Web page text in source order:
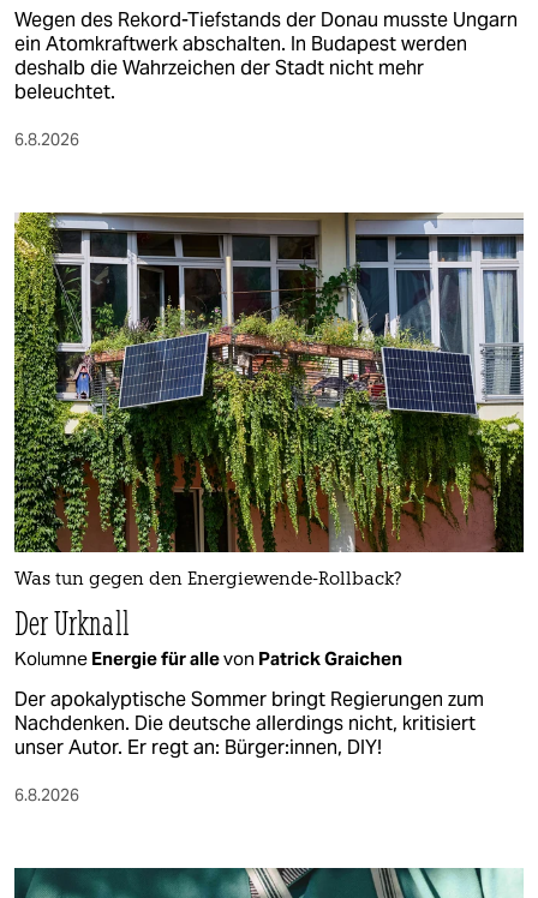
Wegen des Rekord-Tiefstands der Donau musste Ungarn
ein Atomkraftwerk abschalten. In Budapest werden
deshalb die Wahrzeichen der Stadt nicht mehr
beleuchtet.
6.8.2026
Was tun gegen den Energiewende-Rollback?
Der Urknall
Kolumne Energie für allevon Patrick Graichen
Der apokalyptische Sommer bringt Regierungen zum
Nachdenken. Die deutsche allerdings nicht, kritisiert
unser Autor. Er regt an: Bürger:innen, DIY!
6.8.2026